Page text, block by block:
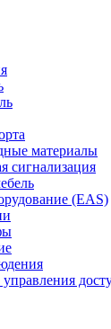
материалы
сигнализация
(EAS)